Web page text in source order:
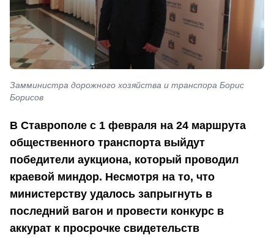
Замминистра дорожного хозяйства и транспора Борис
Борисов
В Ставрополе с 1 февраля на 24 маршрута
общественного транспорта выйдут
победители аукциона, который проводил
краевой миндор. Несмотря на то, что
министерству удалось запрыгнуть в
последний вагон и провести конкурс в
аккурат к просрочке свидетельств